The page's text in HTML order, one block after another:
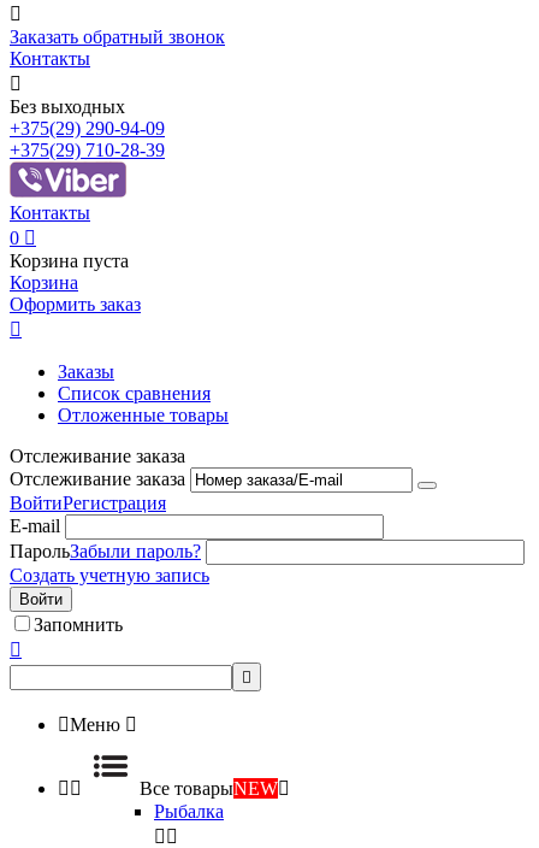

Заказать обратный звонок
Контакты

Без выходных
+375(29) 290-94-09
+375(29) 710-28-39
Контакты
0 
Корзина пуста
Корзина
Оформить заказ

Заказы
Список сравнения
Отложенные товары
Отслеживание заказа
Отслеживание заказа
ВойтиРегистрация
E-mail
ПарольЗабыли пароль?
Создать учетную запись
Войти
Запомнить


Меню 
  Все товарыNEW
Рыбалка
 